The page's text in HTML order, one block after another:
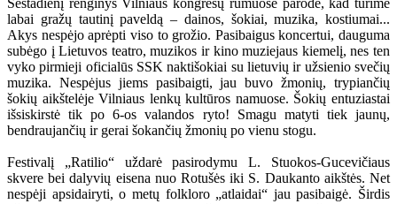
labai gražų tautinį paveldą – dainos, šokiai, muzika, kostiumai...
Akys nespėjo aprėpti viso to grožio. Pasibaigus koncertui, dauguma
subėgo į Lietuvos teatro, muzikos ir kino muziejaus kiemelį, nes ten
vyko pirmieji oficialūs SSK naktišokiai su lietuvių ir užsienio svečių
muzika. Nespėjus jiems pasibaigti, jau buvo žmonių, trypiančių
šokių aikštelėje Vilniaus lenkų kultūros namuose. Šokių entuziastai
išsiskirstė tik po 6-os valandos ryto! Smagu matyti tiek jaunų,
bendraujančių ir gerai šokančių žmonių po vienu stogu.
Festivalį „Ratilio“ uždarė pasirodymu L. Stuokos-Gucevičiaus
skvere bei dalyvių eisena nuo Rotušės iki S. Daukanto aikštės. Net
nespėji apsidairyti, o metų folkloro „atlaidai“ jau pasibaigė. Širdis